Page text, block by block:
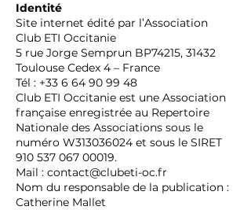
Identité
Site internet édité par l’Association
Club ETI Occitanie
5 rue Jorge Semprun BP74215, 31432
Toulouse Cedex 4 – France
Tél : +33 6 64 90 99 48
Club ETI Occitanie est une Association
française enregistrée au Repertoire
Nationale des Associations sous le
numéro W313036024 et sous le SIRET
910 537 067 00019.
Mail : contact@clubeti-oc.fr
Nom du responsable de la publication :
Catherine Mallet